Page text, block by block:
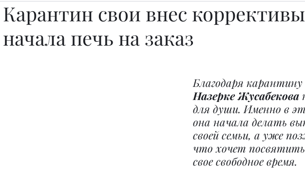
Карантин свои внес
начала печь на заказ
Благодаря карантину
Назерке Жусабекова
для души. Именно в
она начала делать
своей семьи, а уже
что хочет
свое свободное время.